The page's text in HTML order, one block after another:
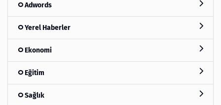
Adwords
Yerel Haberler
Ekonomi
Eğitim
Sağlık